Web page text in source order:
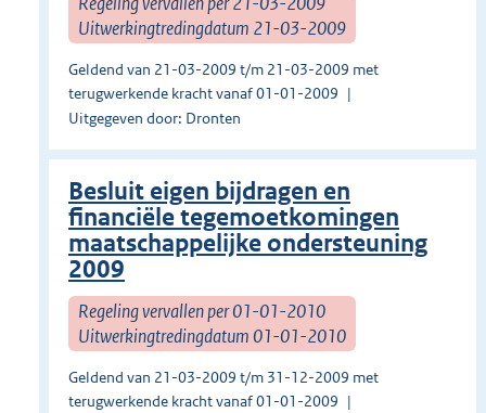
Uitwerkingtredingdatum 21-03-2009
Geldend van 21-03-2009 t/m 21-03-2009 met
terugwerkende kracht vanaf 01-01-2009
Uitgegeven door: Dronten
Besluit eigen bijdragen en
financiële tegemoetkomingen
maatschappelijke ondersteuning
2009
Regeling vervallen per 01-01-2010
Uitwerkingtredingdatum 01-01-2010
Geldend van 21-03-2009 t/m 31-12-2009 met
terugwerkende kracht vanaf 01-01-2009